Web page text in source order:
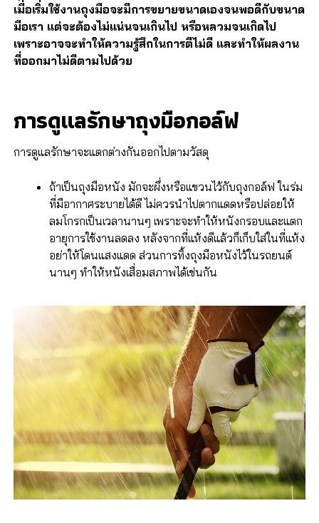
เมื่อเริ่มใช้งานถุงมือจะมีการขยายขนาดเองจนพอดีกับขนาด
มือเรา แต่จะต้องไม่แน่นจนเกินไป หรือหลวมจนเกิดไป
เพราะอาจจะทำให้ความรู้สึกในการตีไม่ดี และทำให้ผลงาน
ที่ออกมาไม่ดีตามไปด้วย
การดูแลรักษาถุงมือกอล์ฟ
การดูแลรักษาจะแตกต่างกันออกไปตามวัสดุ
ถ้าเป็นถุงมือหนัง มักจะผึ่งหรือแขวนไว้กับถุงกอล์ฟ ในร่ม
ที่มีอากาศระบายได้ดี ไม่ควรนำไปตากแดดหรือปล่อยให้
ลมโกรกเป็นเวลานานๆ เพราะจะทำให้หนังกรอบและแตก
อายุการใช้งานลดลง หลังจากที่แห้งดีแล้วก็เก็บใส่ในที่แห้ง
อย่าให้โดนแสงแดด ส่วนการทิ้งถุงมือหนังไว้ในรถยนต์
นานๆ ทำให้หนังเสื่อมสภาพได้เช่นกัน